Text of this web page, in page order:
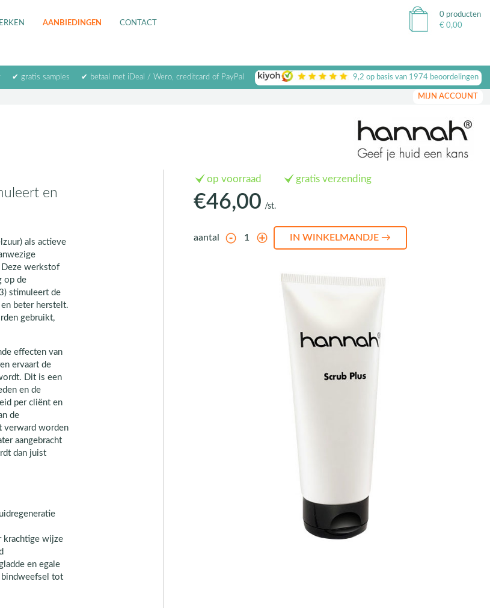
AANBIEDINGEN CONTACT
0 producten
€ 0,00
✔ gratis samples ✔ betaal met iDeal / Wero, creditcard of PayPal 9,2 op basis van 1974beoordelingen
MIJN ACCOUNT
en
als actieve
Deze werkstof
op de
stimuleert de
beter herstelt.
gebruikt,
effecten van
ervaart de
Dit is een
en de
per cliënt en
de
verward worden
aangebracht
dan juist
krachtige wijze
en egale
bindweefsel tot
op voorraad gratis verzending
€46,00 /st.
aantal